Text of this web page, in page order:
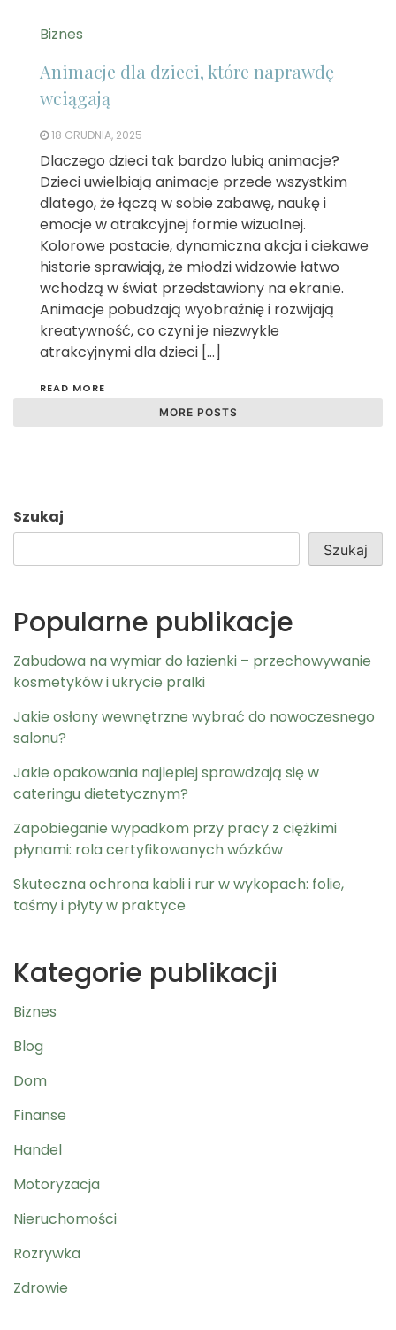
Biznes
Animacje dla dzieci, które naprawdę
wciągają
18 GRUDNIA, 2025
Dlaczego dzieci tak bardzo lubią animacje?
Dzieci uwielbiają animacje przede wszystkim
dlatego, że łączą w sobie zabawę, naukę i
emocje w atrakcyjnej formie wizualnej.
Kolorowe postacie, dynamiczna akcja i ciekawe
historie sprawiają, że młodzi widzowie łatwo
wchodzą w świat przedstawiony na ekranie.
Animacje pobudzają wyobraźnię i rozwijają
kreatywność, co czyni je niezwykle
atrakcyjnymi dla dzieci […]
READ MORE
MORE POSTS
Szukaj
Szukaj
Popularne publikacje
Zabudowa na wymiar do łazienki – przechowywanie
kosmetyków i ukrycie pralki
Jakie osłony wewnętrzne wybrać do nowoczesnego
salonu?
Jakie opakowania najlepiej sprawdzają się w
cateringu dietetycznym?
Zapobieganie wypadkom przy pracy z ciężkimi
płynami: rola certyfikowanych wózków
Skuteczna ochrona kabli i rur w wykopach: folie,
taśmy i płyty w praktyce
Kategorie publikacji
Biznes
Blog
Dom
Finanse
Handel
Motoryzacja
Nieruchomości
Rozrywka
Zdrowie